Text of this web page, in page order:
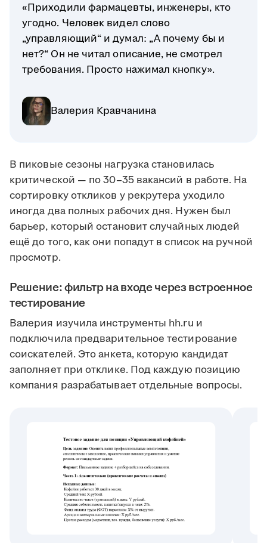
«Приходили фармацевты, инженеры, кто
угодно. Человек видел слово
„управляющий“ и думал: „А почему бы и
нет?“ Он не читал описание, не смотрел
требования. Просто нажимал кнопку».
Валерия Кравчанина
В пиковые сезоны нагрузка становилась
критической — по 30–35 вакансий в работе. На
сортировку откликов у рекрутера уходило
иногда два полных рабочих дня. Нужен был
барьер, который остановит случайных людей
ещё до того, как они попадут в список на ручной
просмотр.
Решение: фильтр на входе через встроенное
тестирование
Валерия изучила инструменты hh.ru и
подключила предварительное тестирование
соискателей. Это анкета, которую кандидат
заполняет при отклике. Под каждую позицию
компания разрабатывает отдельные вопросы.